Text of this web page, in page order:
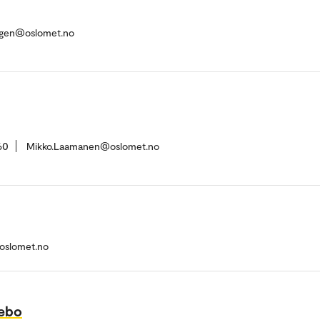
Mikko.Laamanen@oslomet.no